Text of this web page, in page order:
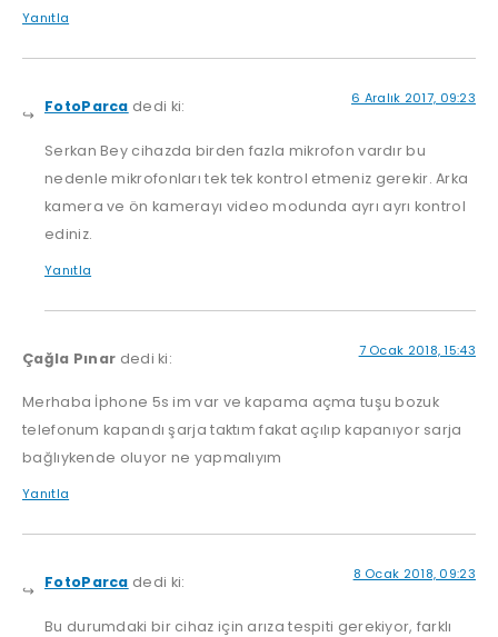
Yanıtla
FotoParca dedi ki: 6 Aralık 2017, 09:23
Serkan Bey cihazda birden fazla mikrofon vardır bu
nedenle mikrofonları tek tek kontrol etmeniz gerekir. Arka
kamera ve ön kamerayı video modunda ayrı ayrı kontrol
ediniz.
Yanıtla
Çağla Pınar dedi ki: 7 Ocak 2018, 15:43
Merhaba İphone 5s im var ve kapama açma tuşu bozuk
telefonum kapandı şarja taktım fakat açılıp kapanıyor sarja
bağlıykende oluyor ne yapmalıyım
Yanıtla
FotoParca dedi ki: 8 Ocak 2018, 09:23
Bu durumdaki bir cihaz için arıza tespiti gerekiyor, farklı